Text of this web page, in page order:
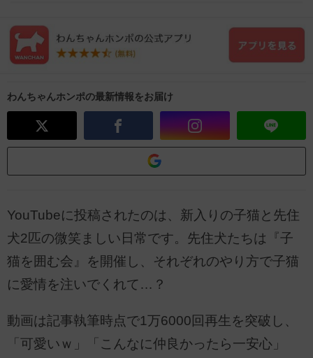
わんちゃんホンポの最新情報をお届け
YouTubeに投稿されたのは、新入りの子猫と先住
犬2匹の微笑ましい日常です。先住犬たちは『子
猫を囲む会』を開催し、それぞれのやり方で子猫
に愛情を注いでくれて…？
動画は記事執筆時点で1万6000回再生を突破し、
「可愛いｗ」「こんなに仲良かったら一安心」